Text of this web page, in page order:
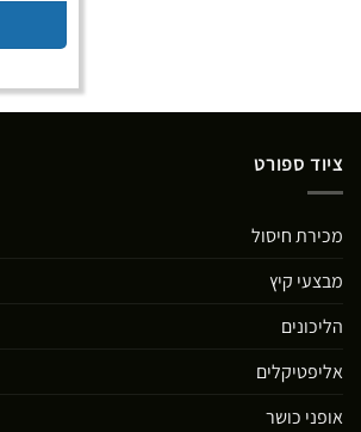
ציוד ספורט
מכירת חיסול
מבצעי קיץ
הליכונים
אליפטיקלים
אופני כושר